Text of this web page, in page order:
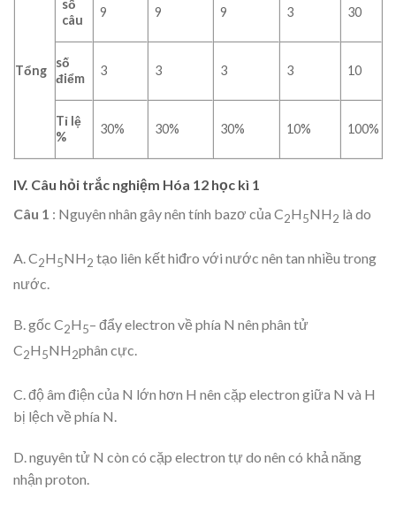
Tổng
số
câu
9 9 9 3 30
số
điểm
3 3 3 3 10
Tỉ lệ
%
30% 30% 30% 10% 100%
IV. Câu hỏi trắc nghiệm Hóa 12 học kì 1
Câu 1 : Nguyên nhân gây nên tính bazơ của C2H5NH2 là do
A. C2H5NH2 tạo liên kết hiđro với nước nên tan nhiều trong
nước.
B. gốc C2H5– đẩy electron về phía N nên phân tử
C2H5NH2phân cực.
C. độ âm điện của N lớn hơn H nên cặp electron giữa N và H
bị lệch về phía N.
D. nguyên tử N còn có cặp electron tự do nên có khả năng
nhận proton.